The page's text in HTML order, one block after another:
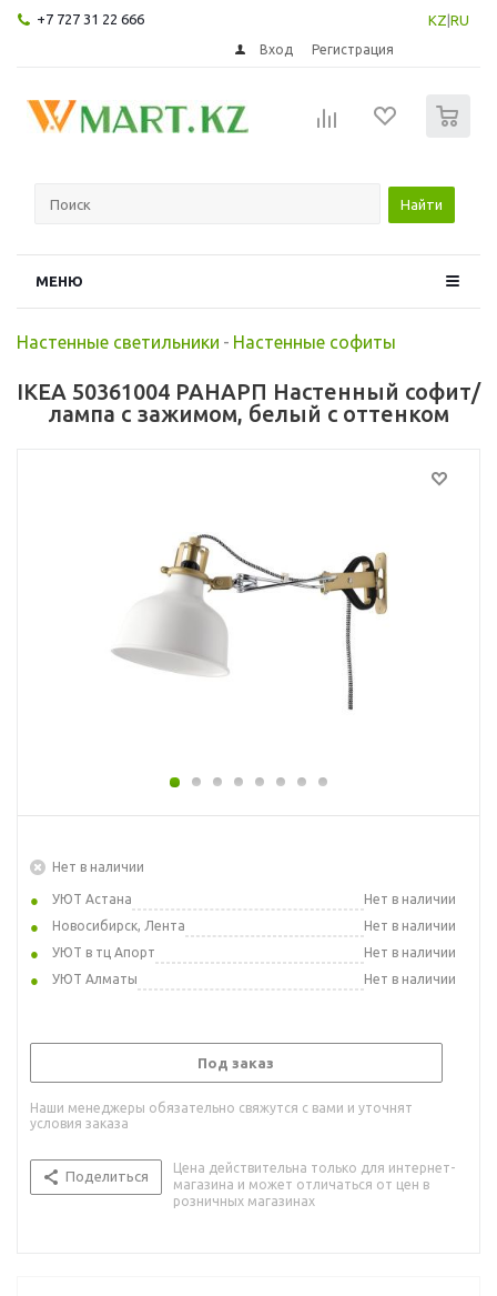
+7 727 31 22 666 KZ RU
Вход Регистрация
Найти
МЕНЮ
Настенные светильники - Настенные софиты
IKEA 50361004 РАНАРП Настенный софит/
лампа с зажимом, белый с оттенком
Нет в наличии
УЮТ Астана
Нет в наличии
Новосибирск, Лента
Нет в наличии
УЮТ в тц Апорт
Нет в наличии
УЮТ Алматы
Нет в наличии
Под заказ
Наши менеджеры обязательно свяжутся с вами и уточнят
условия заказа
Поделиться
Цена действительна только для интернет-
магазина и может отличаться от цен в
розничных магазинах